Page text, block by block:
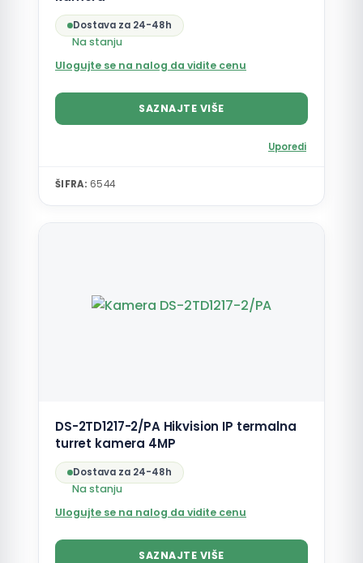
Dostava za 24-48h
Na stanju
Ulogujte se na nalog da vidite cenu
SAZNAJTE VIŠE
Uporedi
ŠIFRA: 6544
DS-2TD1217-2/PA Hikvision IP termalna
turret kamera 4MP
Dostava za 24-48h
Na stanju
Ulogujte se na nalog da vidite cenu
SAZNAJTE VIŠE